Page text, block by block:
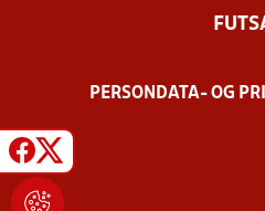
PERSONDATA- OG